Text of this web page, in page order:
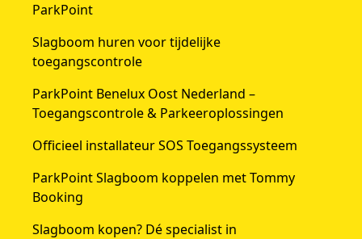
ParkPoint
Slagboom huren voor tijdelijke
toegangscontrole
ParkPoint Benelux Oost Nederland –
Toegangscontrole & Parkeeroplossingen
Officieel installateur SOS Toegangssysteem
ParkPoint Slagboom koppelen met Tommy
Booking
Slagboom kopen? Dé specialist in